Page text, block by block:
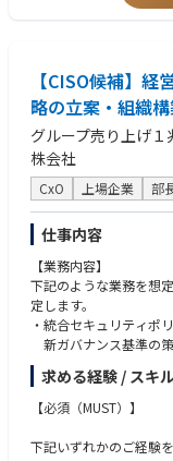
【CISO候補】
略の立案・組織
グループ売り上げ
株会社
CxO 上場企業 部
仕事内容
【業務内容】
下記のような業務を想
定します。
・統合セキュリティポ
新ガバナンス基準の
アンス対応
・統合プロセスにおけ
インシデント防止策
内製部隊と外部パート
求める経験 / スキ
【必須（MUST）】
下記いずれかのご経験